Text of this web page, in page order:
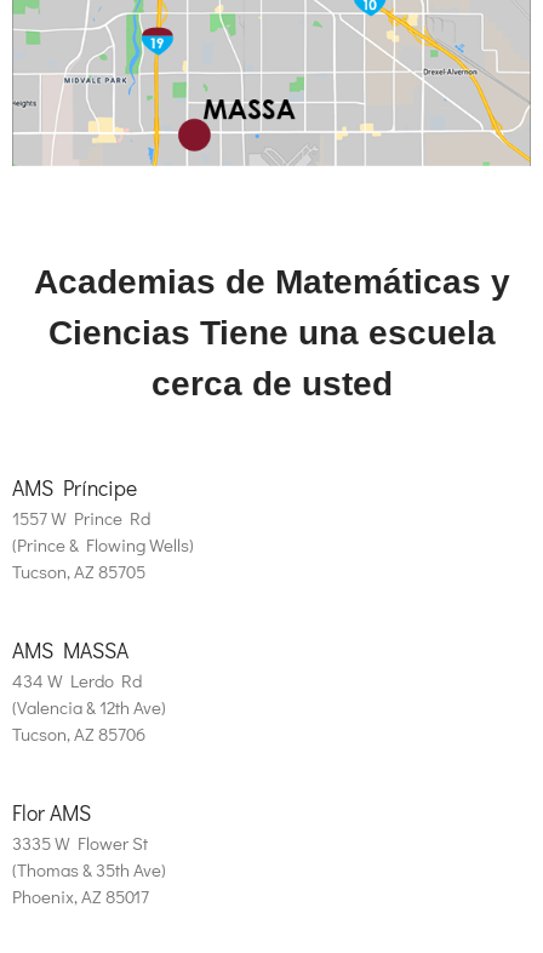
Academias de Matemáticas y
Ciencias Tiene una escuela
cerca de usted
AMS Príncipe
1557 W Prince Rd
(Prince & Flowing Wells)
Tucson, AZ 85705
AMS MASSA
434 W Lerdo Rd
(Valencia & 12th Ave)
Tucson, AZ 85706
Flor AMS
3335 W Flower St
(Thomas & 35th Ave)
Phoenix, AZ 85017